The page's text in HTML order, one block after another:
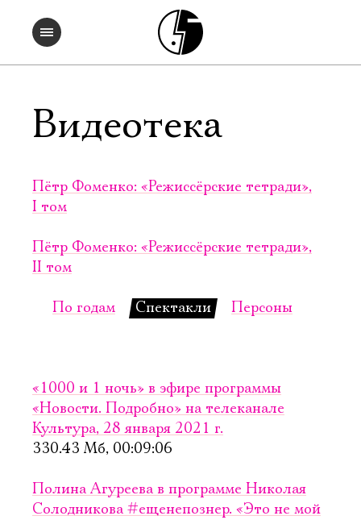
Видеотека
Пётр Фоменко: «Режиссёрские тетради»,
I том
Пётр Фоменко: «Режиссёрские тетради»,
II том
По годам Спектакли Персоны
«1000 и 1 ночь» в эфире программы
«Новости. Подробно» на телеканале
Культура, 28 января 2021 г.
330.43 Мб, 00:09:06
Полина Агуреева в программе Николая
Солодникова #ещенепознер. «Это не мой